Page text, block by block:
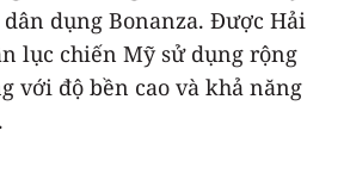
dụng Bonanza. Được Hải
lục chiến Mỹ sử dụng rộng
với độ bền cao và khả năng